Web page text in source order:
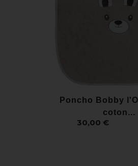
Poncho Bobby
coton...
30,00 €